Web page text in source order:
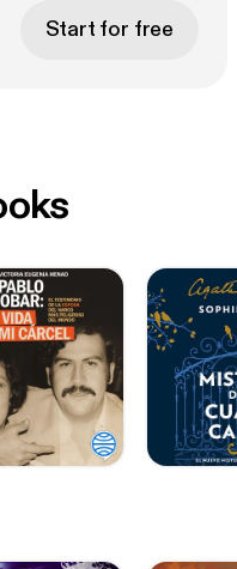
Start for free